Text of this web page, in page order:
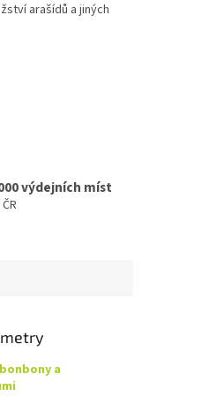
arašídů a jiných
výdejních míst
a